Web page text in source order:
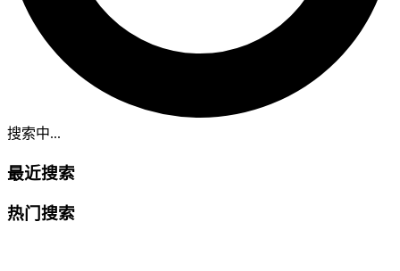
搜索中...
最近搜索
热门搜索